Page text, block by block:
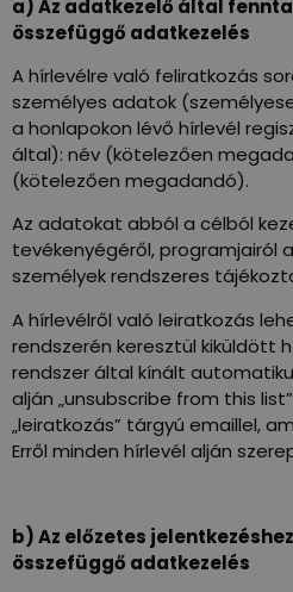
a) Az adatkezelő által
összefüggő adatkezelés
A hírlevélre való feliratkozás
személyes adatok
a honlapokon lévő hírlevél
által): név (kötelezően
(kötelezően megadandó).
Az adatokat abból a célból
tevékenyégéről, programjairól
személyek rendszeres
A hírlevélről való leiratkozás
rendszerén keresztül kiküldött
rendszer által kínált
alján „unsubscribe from this
„leiratkozás” tárgyú emaillel,
Erről minden hírlevél alján
b) Az előzetes
összefüggő adatkezelés